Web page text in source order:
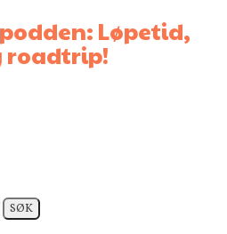
Løpetid,
roadtrip!